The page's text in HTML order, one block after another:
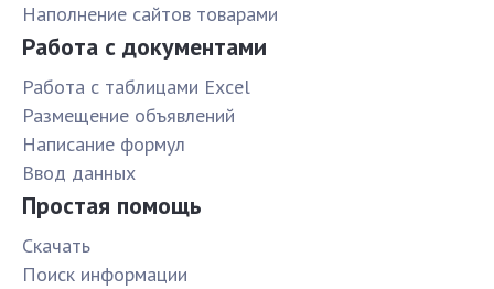
Наполнение сайтов товарами
Работа с документами
Работа с таблицами Excel
Размещение объявлений
Написание формул
Ввод данных
Простая помощь
Скачать
Поиск информации